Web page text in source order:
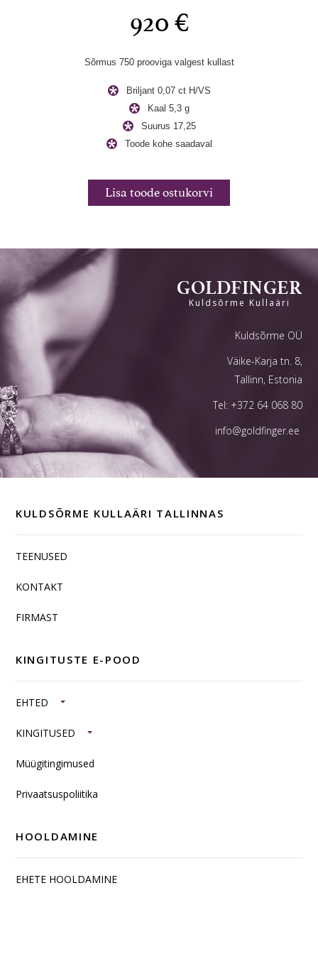
920 €
Sõrmus 750 prooviga valgest kullast
Briljant 0,07 ct H/VS
Kaal 5,3 g
Suurus 17,25
Toode kohe saadaval
Lisa toode ostukorvi
GOLDFINGER
Kuldsõrme Kullaäri
Kuldsõrme OÜ
Väike-Karja tn. 8,
Tallinn, Estonia
Tel: +372 64 068 80
info@goldfinger.ee
KULDSÕRME KULLAÄRI TALLINNAS
TEENUSED
KONTAKT
FIRMAST
KINGITUSTE E-POOD
EHTED
KINGITUSED
Müügitingimused
Privaatsuspoliitika
HOOLDAMINE
EHETE HOOLDAMINE